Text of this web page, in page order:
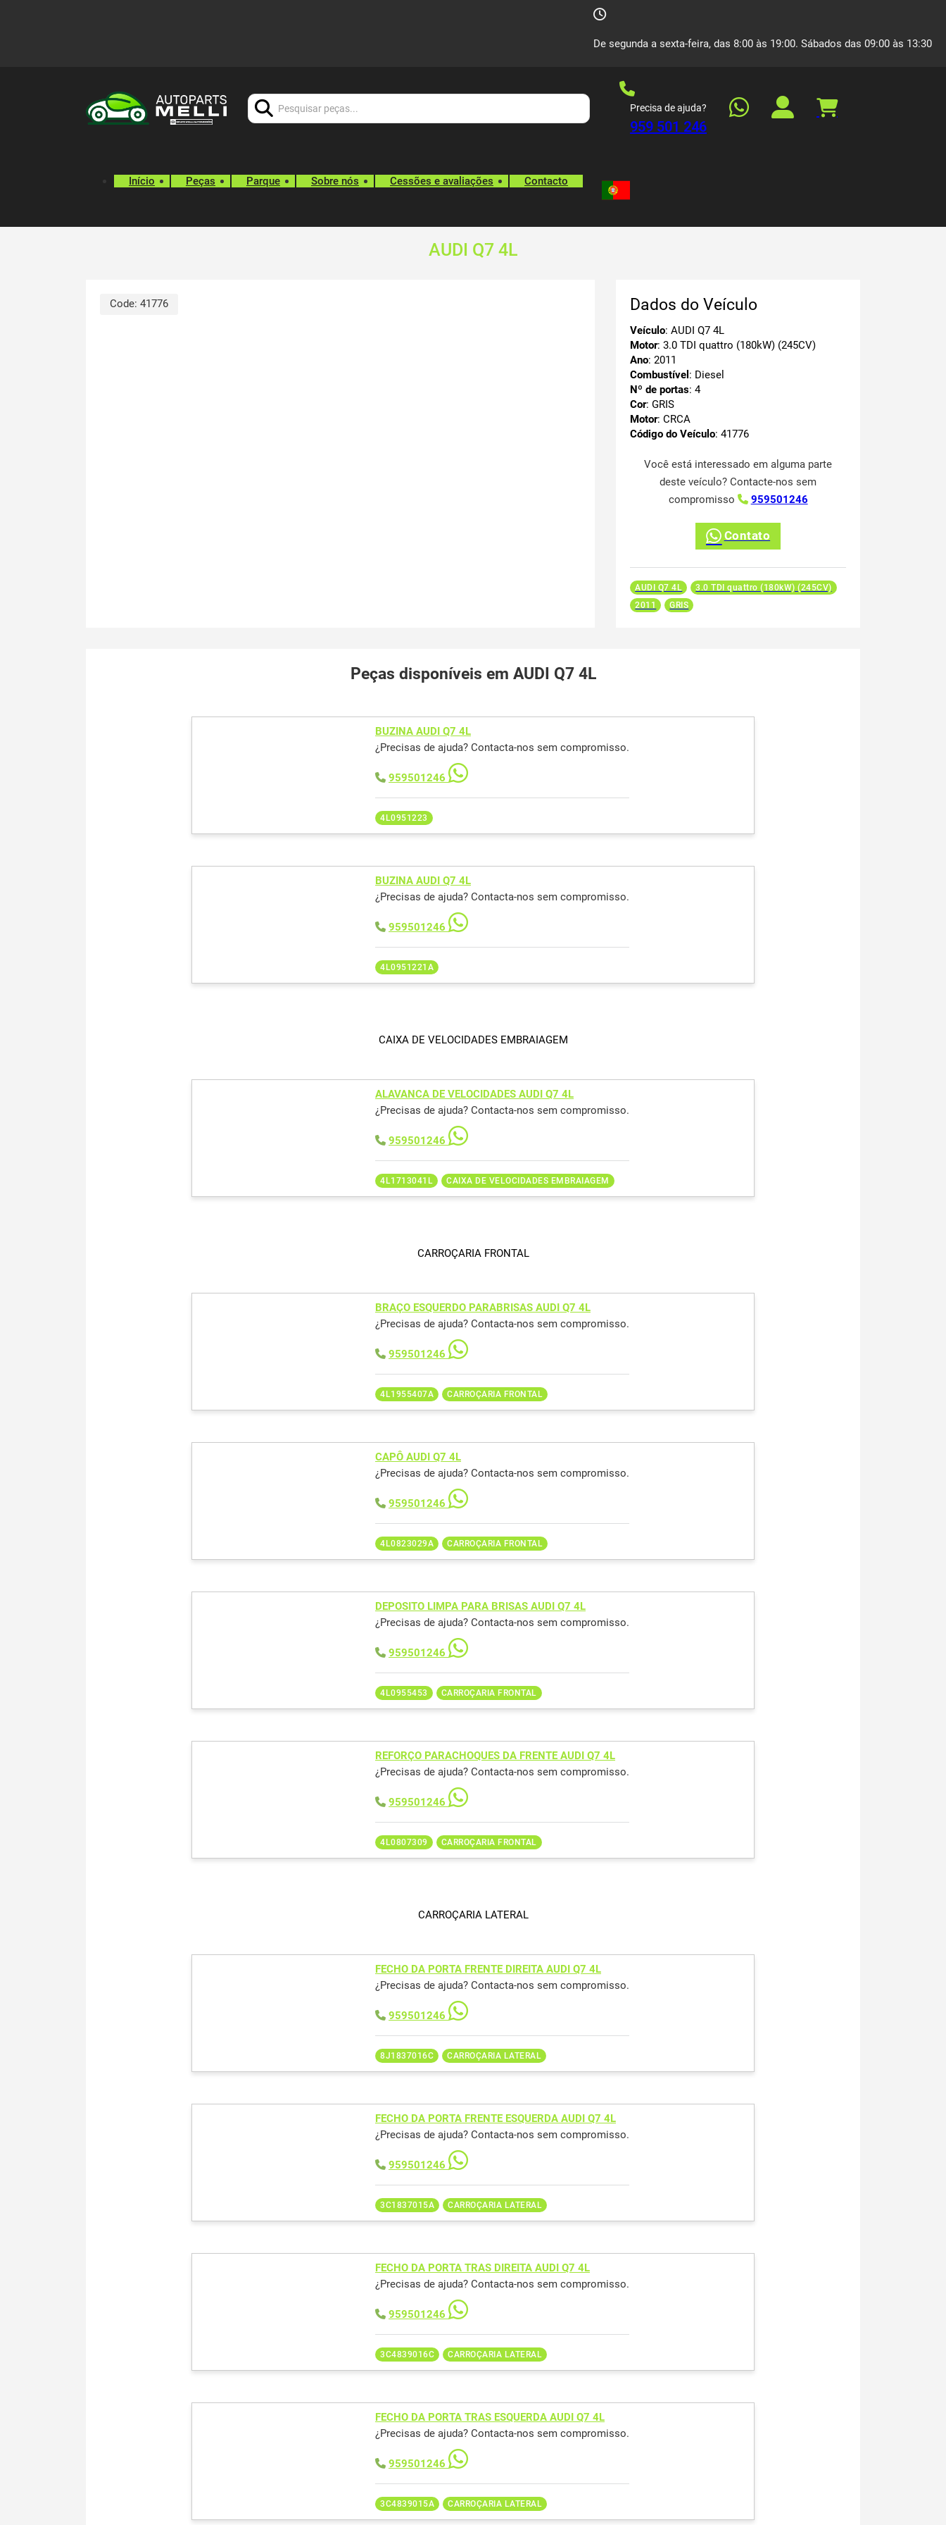
De segunda a sexta-feira, das 8:00 às 19:00. Sábados das 09:00 às 13:30
Precisa de ajuda?
959 501 246
Início Peças Parque Sobre nós Cessões e avaliações Contacto
AUDI Q7 4L
Code: 41776 Dados do Veículo
Veículo: AUDI Q7 4L
Motor: 3.0 TDI quattro (180kW) (245CV)
Ano: 2011
Combustível : Diesel
Nº de portas: 4
Cor: GRIS
Motor: CRCA
Código do Veículo: 41776
Você está interessado em alguma parte
deste veículo? Contacte-nos sem
compromisso
959501246
Contato
AUDI Q7 4L
3.0 TDI quattro (180kW) (245CV)
2011
GRIS
Peças disponíveis em AUDI Q7 4L
BUZINA AUDI Q7 4L
¿Precisas de ajuda? Contacta-nos sem compromisso.
959501246
4L0951223
BUZINA AUDI Q7 4L
¿Precisas de ajuda? Contacta-nos sem compromisso.
959501246
4L0951221A
CAIXA DE VELOCIDADES EMBRAIAGEM
ALAVANCA DE VELOCIDADES AUDI Q7 4L
¿Precisas de ajuda? Contacta-nos sem compromisso.
959501246
4L1713041L CAIXA DE VELOCIDADES EMBRAIAGEM
CARROÇARIA FRONTAL
BRAÇO ESQUERDO PARABRISAS AUDI Q7 4L
¿Precisas de ajuda? Contacta-nos sem compromisso.
959501246
4L1955407A CARROÇARIA FRONTAL
CAPÔ AUDI Q7 4L
¿Precisas de ajuda? Contacta-nos sem compromisso.
959501246
4L0823029A CARROÇARIA FRONTAL
DEPOSITO LIMPA PARA BRISAS AUDI Q7 4L
¿Precisas de ajuda? Contacta-nos sem compromisso.
959501246
4L0955453 CARROÇARIA FRONTAL
REFORÇO PARACHOQUES DA FRENTE AUDI Q7 4L
¿Precisas de ajuda? Contacta-nos sem compromisso.
959501246
4L0807309 CARROÇARIA FRONTAL
CARROÇARIA LATERAL
FECHO DA PORTA FRENTE DIREITA AUDI Q7 4L
¿Precisas de ajuda? Contacta-nos sem compromisso.
959501246
8J1837016C CARROÇARIA LATERAL
FECHO DA PORTA FRENTE ESQUERDA AUDI Q7 4L
¿Precisas de ajuda? Contacta-nos sem compromisso.
959501246
3C1837015A CARROÇARIA LATERAL
FECHO DA PORTA TRAS DIREITA AUDI Q7 4L
¿Precisas de ajuda? Contacta-nos sem compromisso.
959501246
3C4839016C CARROÇARIA LATERAL
FECHO DA PORTA TRAS ESQUERDA AUDI Q7 4L
¿Precisas de ajuda? Contacta-nos sem compromisso.
959501246
3C4839015A CARROÇARIA LATERAL